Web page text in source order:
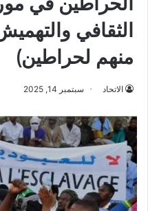
الثقافي
منهم لحراطين)
الاتحاد سبتمبر 14, 2025